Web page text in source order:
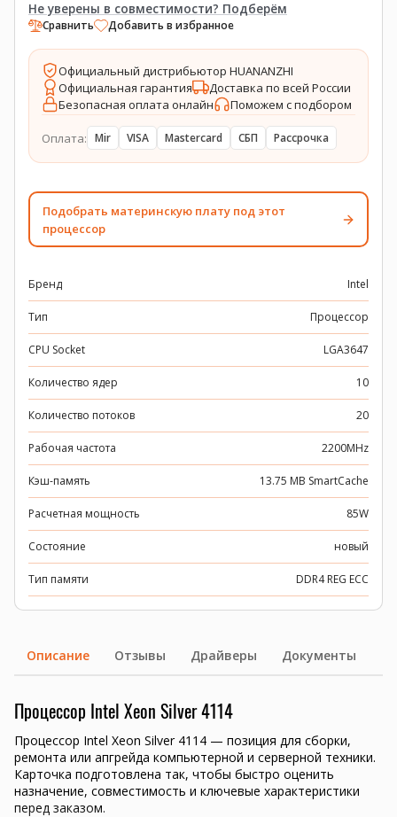
Не уверены в совместимости? Подберём
Сравнить Добавить в избранное
Официальный дистрибьютор HUANANZHI
Официальная гарантия
Доставка по всей России
Безопасная оплата онлайн
Поможем с подбором
Оплата: Mir VISA Mastercard СБП Рассрочка
Подобрать материнскую плату под этот
процессор
Бренд Intel
Тип Процессор
CPU Socket LGA3647
Количество ядер 10
Количество потоков 20
Рабочая частота 2200MHz
Кэш-память 13.75 MB SmartCache
Расчетная мощность 85W
Состояние новый
Тип памяти DDR4 REG ECC
Описание Отзывы Драйверы Документы
Процессор Intel Xeon Silver 4114
Процессор Intel Xeon Silver 4114 — позиция для сборки,
ремонта или апгрейда компьютерной и серверной техники.
Карточка подготовлена так, чтобы быстро оценить
назначение, совместимость и ключевые характеристики
перед заказом.